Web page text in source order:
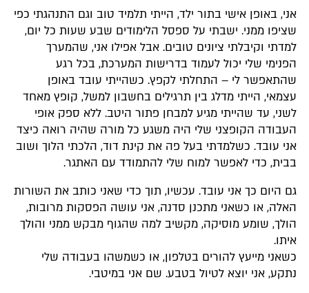
אני, באופן אישי בתור ילד, הייתי תלמיד טוב וגם התנהגתי כפי
שציפו ממני. ישבתי על ספסל הלימודים שבע שעות כל יום,
למדתי וקיבלתי ציונים טובים. אבל אפילו אני, שהמערך
הפנימי שלי יכול לעמוד בדרישות המערכת, בכל רגע
שהתאפשר לי – התחלתי לקפץ. כשהייתי עובד באופן
עצמאי, הייתי מדלג בין תרגילים בחשבון למשל, קופץ מאחד
לשני, עד שהייתי מגיע למבחן פתור היטב. ללא ספק אופי
העבודה הקופצני שלי היה משגע כל מורה שהיה רואה כיצד
אני עובד. כשלמדתי בעל פה את קינת דוד, הלכתי הלוך ושוב
בבית, כדי לאפשר למוח שלי להתמודד עם האתגר.
גם היום כך אני עובד. עכשיו, תוך כדי שאני כותב את השורות
האלה, או כשאני מתכנן סדנה, אני עושה הפסקות מרובות,
הולך, שומע מוסיקה, מקשיב למה שהגוף מבקש ממני והולך
איתו.
כשאני מייעץ להורים בטלפון, או כשמשהו בעבודה שלי
נתקע, אני יוצא לטיול בטבע. שם אני במיטבי.